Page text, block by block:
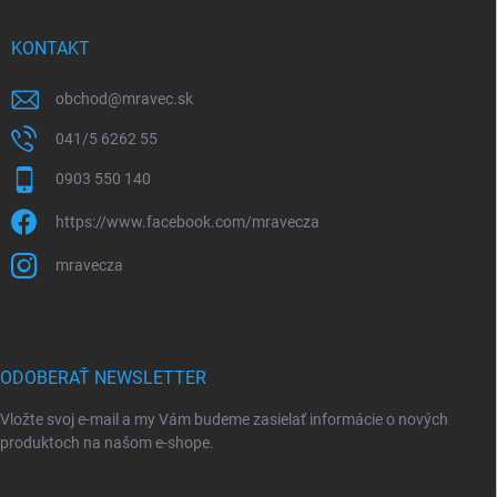
KONTAKT
obchod@mravec.sk
041/5 6262 55
0903 550 140
https://www.facebook.com/mravecza
mravecza
ODOBERAŤ NEWSLETTER
Vložte svoj e-mail a my Vám budeme zasielať informácie o nových
produktoch na našom e-shope.